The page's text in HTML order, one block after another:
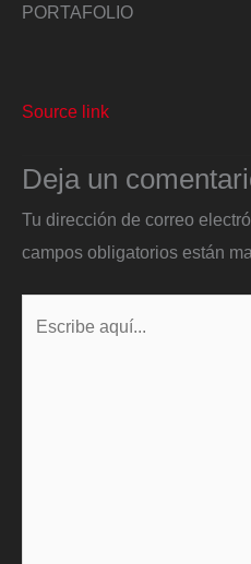
PORTAFOLIO
Source link
Deja un
Tu dirección de correo
campos obligatorios están